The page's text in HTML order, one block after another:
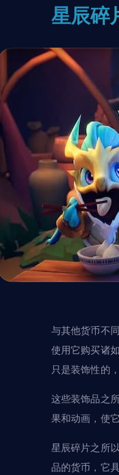
星辰碎
与其他货币不
使用它购买诸
只是装饰性的
这些装饰品之
果和动画，使
星辰碎片之所
品的货币，它